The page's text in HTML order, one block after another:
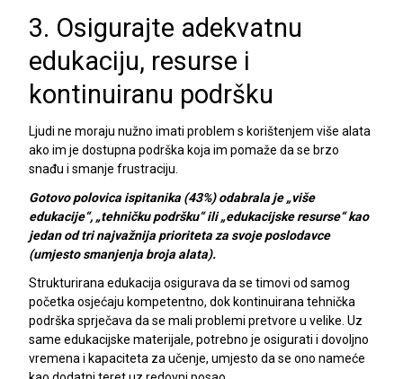
3. Osigurajte adekvatnu
edukaciju, resurse i
kontinuiranu podršku
Ljudi ne moraju nužno imati problem s korištenjem više alata
ako im je dostupna podrška koja im pomaže da se brzo
snađu i smanje frustraciju.
Gotovo polovica ispitanika (43%) odabrala je „više
edukacije“, „tehničku podršku“ ili „edukacijske resurse“ kao
jedan od tri najvažnija prioriteta za svoje poslodavce
(umjesto smanjenja broja alata).
Strukturirana edukacija osigurava da se timovi od samog
početka osjećaju kompetentno, dok kontinuirana tehnička
podrška sprječava da se mali problemi pretvore u velike. Uz
same edukacijske materijale, potrebno je osigurati i dovoljno
vremena i kapaciteta za učenje, umjesto da se ono nameće